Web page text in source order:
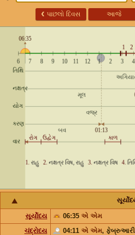
❮ પાછલો દિવસ આજે
સૂર્યોદય 06:35 એ એમ
ચંદ્રોદય
04:11 એ એમ, ફેબ્રુઆરી